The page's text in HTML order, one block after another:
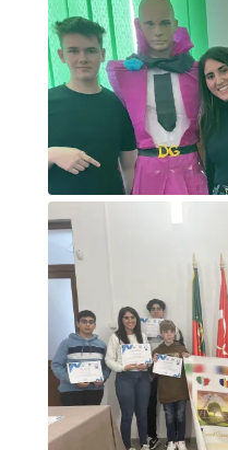
Foto di gruppo sulla luna
Foto di gruppo con robot